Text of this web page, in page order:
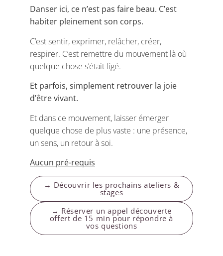
Danser ici, ce n’est pas faire beau. C’est
habiter pleinement son corps.
C’est sentir, exprimer, relâcher, créer,
respirer. C’est remettre du mouvement là où
quelque chose s’était figé.
Et parfois, simplement retrouver la joie
d’être vivant.
Et dans ce mouvement, laisser émerger
quelque chose de plus vaste : une présence,
un sens, un retour à soi.
Aucun pré-requis
→ Découvrir les prochains ateliers &
stages
→ Réserver un appel découverte
offert de 15 min pour répondre à
vos questions